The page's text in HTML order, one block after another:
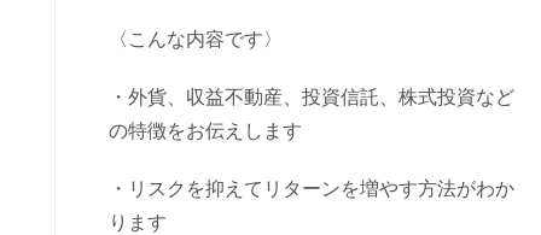
〈こんな内容です〉
・外貨、収益不動産、投資信託、株式投資など
の特徴をお伝えします
・リスクを抑えてリターンを増やす方法がわか
ります